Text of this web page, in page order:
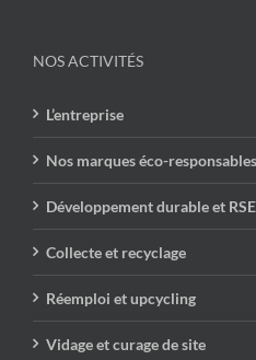
NOS ACTIVITÉS
L’entreprise
Nos marques éco-responsables
Développement durable et RSE
Collecte et recyclage
Réemploi et upcycling
Vidage et curage de site